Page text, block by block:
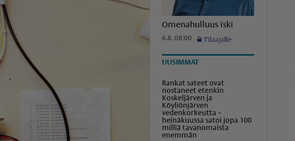
Omenahulluus iski
6.8. 08:00
UUSIMMAT
Rankat sateet ovat
nostaneet etenkin
Koskeljärven ja
Köyliönjärven
vedenkorkeutta –
heinäkuussa satoi jopa 100
milliä tavanomaista
enemmän